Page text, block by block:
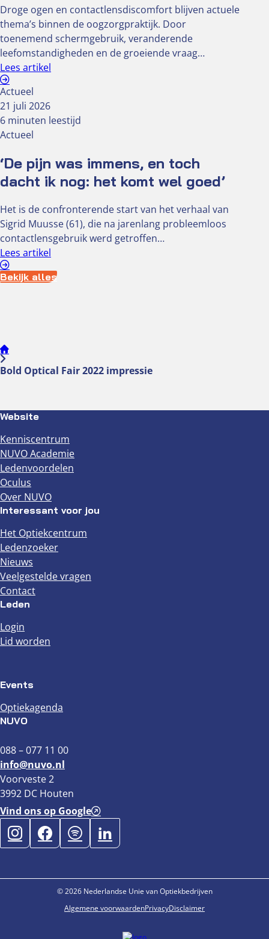
Droge ogen en contactlensdiscomfort blijven actuele
thema’s binnen de oogzorgpraktijk. Door
toenemend schermgebruik, veranderende
leefomstandigheden en de groeiende vraag…
Lees artikel
Actueel
21 juli 2026
6 minuten leestijd
Actueel
‘De pijn was immens, en toch
dacht ik nog: het komt wel goed’
Het is de confronterende start van het verhaal van
Sigrid Muusse (61), die na jarenlang probleemloos
contactlensgebruik werd getroffen…
Lees artikel
Bekijk alles
Bold Optical Fair 2022 impressie
Website
Kenniscentrum
NUVO Academie
Ledenvoordelen
Oculus
Over NUVO
Interessant voor jou
Het Optiekcentrum
Ledenzoeker
Nieuws
Veelgestelde vragen
Contact
Leden
Login
Lid worden
Events
Optiekagenda
NUVO
088 – 077 11 00
info@nuvo.nl
Voorveste 2
3992 DC Houten
Vind ons op Google
© 2026 Nederlandse Unie van Optiekbedrijven
Algemene voorwaardenPrivacyDisclaimer